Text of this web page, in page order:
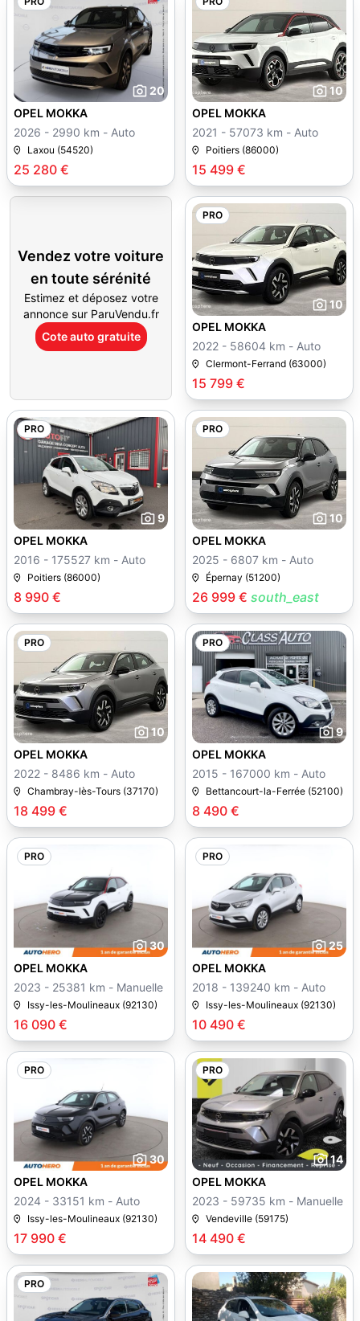
20
25 280 €
OPEL MOKKA
2026 - 2990 km - Auto
Laxou (54520)
10
15 499 €
OPEL MOKKA
2021 - 57073 km - Auto
Poitiers (86000)
Vendez votre voiture
en toute sérénité
Estimez et déposez votre
annonce sur ParuVendu.fr
Cote auto gratuite
PRO
10
15 799 €
OPEL MOKKA
2022 - 58604 km - Auto
Clermont-Ferrand (63000)
PRO
9
8 990 €
OPEL MOKKA
2016 - 175527 km - Auto
Poitiers (86000)
PRO
10
26 999 € south_east
OPEL MOKKA
2025 - 6807 km - Auto
Épernay (51200)
PRO
10
18 499 €
OPEL MOKKA
2022 - 8486 km - Auto
Chambray-lès-Tours (37170)
PRO
9
8 490 €
OPEL MOKKA
2015 - 167000 km - Auto
Bettancourt-la-Ferrée (52100)
PRO
30
16 090 €
OPEL MOKKA
2023 - 25381 km - Manuelle
Issy-les-Moulineaux (92130)
PRO
25
10 490 €
OPEL MOKKA
2018 - 139240 km - Auto
Issy-les-Moulineaux (92130)
PRO
30
17 990 €
OPEL MOKKA
2024 - 33151 km - Auto
Issy-les-Moulineaux (92130)
PRO
14
14 490 €
OPEL MOKKA
2023 - 59735 km - Manuelle
Vendeville (59175)
PRO